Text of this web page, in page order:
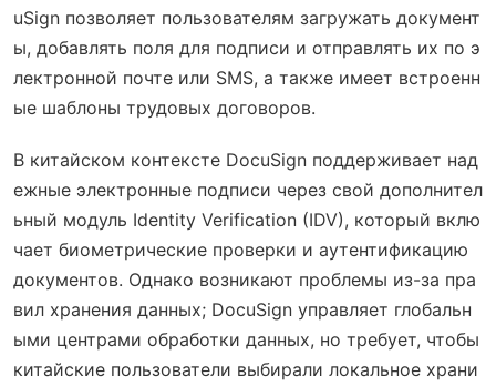
uSign позволяет пользователям загружать документ
ы, добавлять поля для подписи и отправлять их по э
лектронной почте или SMS, а также имеет встроенн
ые шаблоны трудовых договоров.
В китайском контексте DocuSign поддерживает над
ежные электронные подписи через свой дополнител
ьный модуль Identity Verification (IDV), который вклю
чает биометрические проверки и аутентификацию
документов. Однако возникают проблемы из-за пра
вил хранения данных; DocuSign управляет глобальн
ыми центрами обработки данных, но требует, чтобы
китайские пользователи выбирали локальное храни